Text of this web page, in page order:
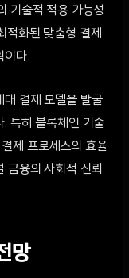
기술적 적용 가능성
적화된 맞춤형 결제
이다.
대 결제 모델을 발굴
특히 블록체인 기술
제 프로세스의 효율
금융의 사회적 신뢰
망